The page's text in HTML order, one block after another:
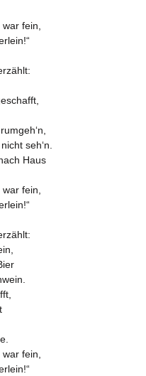
war fein,
seh‘n.
Haus
war fein,
war fein,